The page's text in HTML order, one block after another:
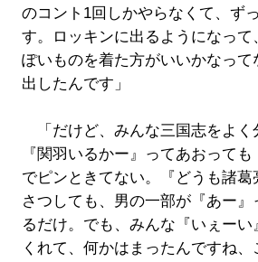
のコント1回しかやらなくて、ず
す。ロッキンに出るようになって
ぽいものを着た方がいいかなって
出したんです」
「だけど、みんな三国志をよく
『関羽いるかー』ってあおって
でピンときてない。『どうも諸葛
さつしても、男の一部が『あー
るだけ。でも、みんな『いぇーい
くれて、何かはまったんですね